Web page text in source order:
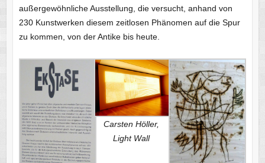
außergewöhnliche Ausstellung, die versucht, anhand von
230 Kunstwerken diesem zeitlosen Phänomen auf die Spur
zu kommen, von der Antike bis heute.
Carsten Höller,
Light Wall